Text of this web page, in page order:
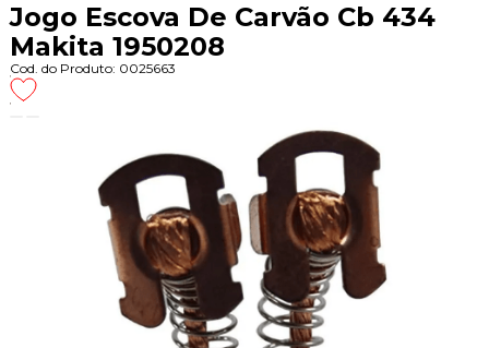
Jogo Escova De Carvão Cb 434
Makita 1950208
Cod. do Produto: 0025663